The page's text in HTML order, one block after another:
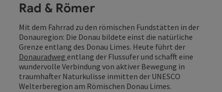
Rad & Römer
Mit dem Fahrrad zu den römischen Fundstätten in der
Donauregion: Die Donau bildete einst die natürliche
Grenze entlang des Donau Limes. Heute führt der
Donauradweg entlang der Flussufer und schafft eine
wundervolle Verbindung von aktiver Bewegung in
traumhafter Naturkulisse inmitten der UNESCO
Welterberegion am Römischen Donau Limes.